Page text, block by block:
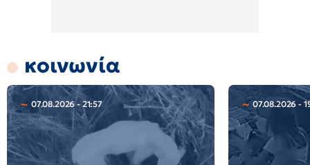
κοινωνία
07.08.2026 - 21:57 07.08.2026 -